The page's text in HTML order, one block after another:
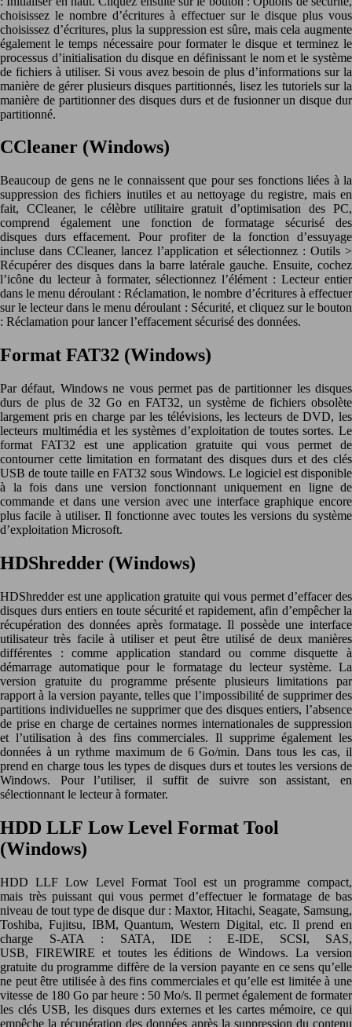
choisissez le nombre d’écritures à effectuer sur le disque plus vous
choisissez d’écritures, plus la suppression est sûre, mais cela augmente
également le temps nécessaire pour formater le disque et terminez le
processus d’initialisation du disque en définissant le nom et le système
de fichiers à utiliser. Si vous avez besoin de plus d’informations sur la
manière de gérer plusieurs disques partitionnés, lisez les tutoriels sur la
manière de partitionner des disques durs et de fusionner un disque dur
partitionné.
CCleaner (Windows)
Beaucoup de gens ne le connaissent que pour ses fonctions liées à la
suppression des fichiers inutiles et au nettoyage du registre, mais en
fait, CCleaner, le célèbre utilitaire gratuit d’optimisation des PC,
comprend également une fonction de formatage sécurisé des
disques durs effacement. Pour profiter de la fonction d’essuyage
incluse dans CCleaner, lancez l’application et sélectionnez : Outils >
Récupérer des disques dans la barre latérale gauche. Ensuite, cochez
l’icône du lecteur à formater, sélectionnez l’élément : Lecteur entier
dans le menu déroulant : Réclamation, le nombre d’écritures à effectuer
sur le lecteur dans le menu déroulant : Sécurité, et cliquez sur le bouton
: Réclamation pour lancer l’effacement sécurisé des données.
Format FAT32 (Windows)
Par défaut, Windows ne vous permet pas de partitionner les disques
durs de plus de 32 Go en FAT32, un système de fichiers obsolète
largement pris en charge par les télévisions, les lecteurs de DVD, les
lecteurs multimédia et les systèmes d’exploitation de toutes sortes. Le
format FAT32 est une application gratuite qui vous permet de
contourner cette limitation en formatant des disques durs et des clés
USB de toute taille en FAT32 sous Windows. Le logiciel est disponible
à la fois dans une version fonctionnant uniquement en ligne de
commande et dans une version avec une interface graphique encore
plus facile à utiliser. Il fonctionne avec toutes les versions du système
d’exploitation Microsoft.
HDShredder (Windows)
HDShredder est une application gratuite qui vous permet d’effacer des
disques durs entiers en toute sécurité et rapidement, afin d’empêcher la
récupération des données après formatage. Il possède une interface
utilisateur très facile à utiliser et peut être utilisé de deux manières
différentes : comme application standard ou comme disquette à
démarrage automatique pour le formatage du lecteur système. La
version gratuite du programme présente plusieurs limitations par
rapport à la version payante, telles que l’impossibilité de supprimer des
partitions individuelles ne supprimer que des disques entiers, l’absence
de prise en charge de certaines normes internationales de suppression
et l’utilisation à des fins commerciales. Il supprime également les
données à un rythme maximum de 6 Go/min. Dans tous les cas, il
prend en charge tous les types de disques durs et toutes les versions de
Windows. Pour l’utiliser, il suffit de suivre son assistant, en
sélectionnant le lecteur à formater.
HDD LLF Low Level Format Tool
(Windows)
HDD LLF Low Level Format Tool est un programme compact,
mais très puissant qui vous permet d’effectuer le formatage de bas
niveau de tout type de disque dur : Maxtor, Hitachi, Seagate, Samsung,
Toshiba, Fujitsu, IBM, Quantum, Western Digital, etc. Il prend en
charge S-ATA : SATA, IDE : E-IDE, SCSI, SAS,
USB, FIREWIRE et toutes les éditions de Windows. La version
gratuite du programme diffère de la version payante en ce sens qu’elle
ne peut être utilisée à des fins commerciales et qu’elle est limitée à une
vitesse de 180 Go par heure : 50 Mo/s. Il permet également de formater
les clés USB, les disques durs externes et les cartes mémoire, ce qui
empêche la récupération des données après la suppression du contenu